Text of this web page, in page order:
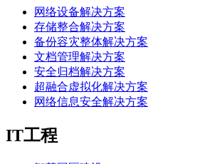
网络设备解决方案
存储整合解决方案
备份容灾整体解决方案
文档管理解决方案
安全归档解决方案
超融合虚拟化解决方案
网络信息安全解决方案
IT工程